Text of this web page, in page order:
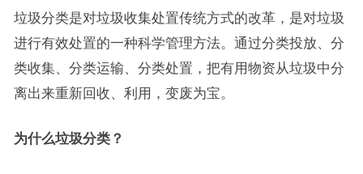
垃圾分类是对垃圾收集处置传统方式的改革，是对垃圾
进行有效处置的一种科学管理方法。通过分类投放、分
类收集、分类运输、分类处置，把有用物资从垃圾中分
离出来重新回收、利用，变废为宝。
为什么垃圾分类？